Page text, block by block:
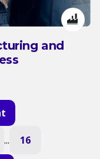
and
... 16